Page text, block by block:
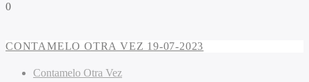
0
CONTAMELO OTRA VEZ 19-07-2023
Contamelo Otra Vez